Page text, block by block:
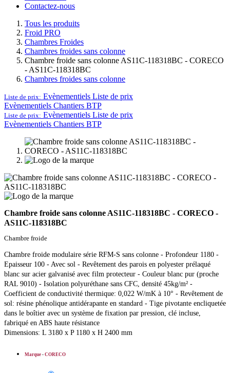
Contactez-nous
Tous les produits
Froid PRO
Chambres Froides
Chambres froides sans colonne
Chambre froide sans colonne AS11C-118318BC - CORECO
- AS11C-118318BC
Chambres froides sans colonne
Liste de prix: Evènementiels Liste de prix
Evènementiels Chantiers BTP
Liste de prix: Evènementiels Liste de prix
Evènementiels Chantiers BTP
Chambre froide sans colonne AS11C-118318BC - CORECO -
AS11C-118318BC
Chambre froide
Chambre froide modulaire série RFM-S sans colonne - Profondeur 1180 -
Epaisseur 100 - Avec sol - Revêtement des parois en polyester prélaqué
blanc sur acier galvanisé avec film protecteur - Couleur blanc pur (proche
RAL 9010) - Isolation polyuréthane sans CFC, densité 45kg/m² -
Coefficient de conductivité thermique: 0,022 W/mK à 10° - Revêtement de
sol: résine phénolique antidérapante en standard - Tige pivotante encliquetée
dans le boîtier avec un système de fixation par pression, clé incluse,
fabriqué en ABS haute résistance
Dimensions: L 3180 x P 1180 x H 2400 mm
Marque - CORECO